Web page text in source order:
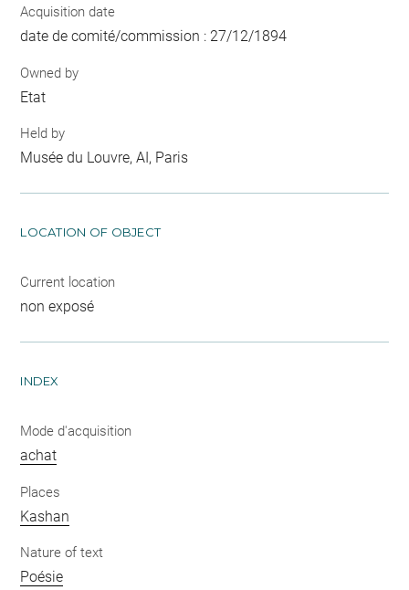
Acquisition date
date de comité/commission : 27/12/1894
Owned by
Etat
Held by
Musée du Louvre, AI, Paris
LOCATION OF OBJECT
Current location
non exposé
INDEX
Mode d'acquisition
achat
Places
Kashan
Nature of text
Poésie